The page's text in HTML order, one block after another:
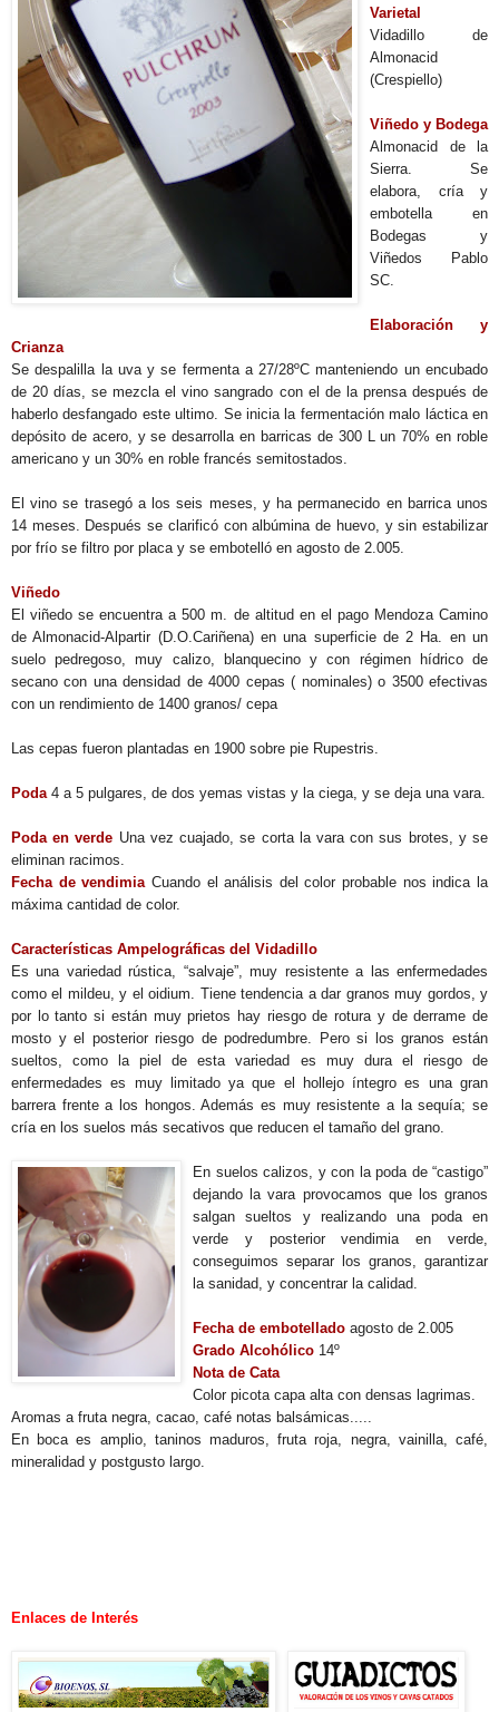
Varietal
Vidadillo de
Almonacid
(Crespiello)
Viñedo y Bodega
Almonacid de la
Sierra. Se
elabora, cría y
embotella en
Bodegas y
Viñedos Pablo
SC.
Elaboración y
Crianza
Se despalilla la uva y se fermenta a 27/28ºC manteniendo un encubado
de 20 días, se mezcla el vino sangrado con el de la prensa después de
haberlo desfangado este ultimo. Se inicia la fermentación malo láctica en
depósito de acero, y se desarrolla en barricas de 300 L un 70% en roble
americano y un 30% en roble francés semitostados.
El vino se trasegó a los seis meses, y ha permanecido en barrica unos
14 meses. Después se clarificó con albúmina de huevo, y sin estabilizar
por frío se filtro por placa y se embotelló en agosto de 2.005.
Viñedo
El viñedo se encuentra a 500 m. de altitud en el pago Mendoza Camino
de Almonacid-Alpartir (D.O.Cariñena) en una superficie de 2 Ha. en un
suelo pedregoso, muy calizo, blanquecino y con régimen hídrico de
secano con una densidad de 4000 cepas ( nominales) o 3500 efectivas
con un rendimiento de 1400 granos/ cepa
Las cepas fueron plantadas en 1900 sobre pie Rupestris.
Poda 4 a 5 pulgares, de dos yemas vistas y la ciega, y se deja una vara.
Poda en verde Una vez cuajado, se corta la vara con sus brotes, y se
eliminan racimos.
Fecha de vendimia Cuando el análisis del color probable nos indica la
máxima cantidad de color.
Características Ampelográficas del Vidadillo
Es una variedad rústica, “salvaje”, muy resistente a las enfermedades
como el mildeu, y el oidium. Tiene tendencia a dar granos muy gordos, y
por lo tanto si están muy prietos hay riesgo de rotura y de derrame de
mosto y el posterior riesgo de podredumbre. Pero si los granos están
sueltos, como la piel de esta variedad es muy dura el riesgo de
enfermedades es muy limitado ya que el hollejo íntegro es una gran
barrera frente a los hongos. Además es muy resistente a la sequía; se
cría en los suelos más secativos que reducen el tamaño del grano.
En suelos calizos, y con la poda de “castigo”
dejando la vara provocamos que los granos
salgan sueltos y realizando una poda en
verde y posterior vendimia en verde,
conseguimos separar los granos, garantizar
la sanidad, y concentrar la calidad.
Fecha de embotellado agosto de 2.005
Grado Alcohólico 14º
Nota de Cata
Color picota capa alta con densas lagrimas.
Aromas a fruta negra, cacao, café notas balsámicas.....
En boca es amplio, taninos maduros, fruta roja, negra, vainilla, café,
mineralidad y postgusto largo.
Enlaces de Interés